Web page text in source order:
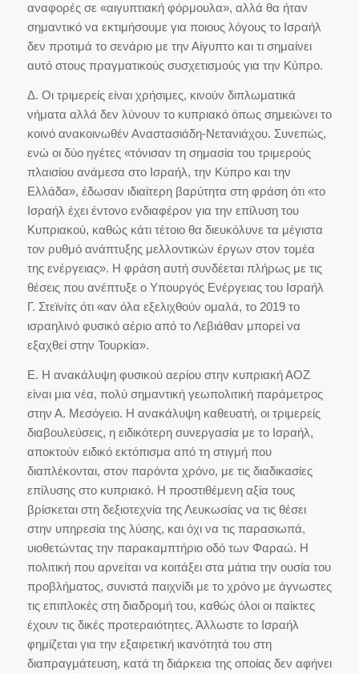
αναφορές σε «αιγυπτιακή φόρμουλα», αλλά θα ήταν
σημαντικό να εκτιμήσουμε για ποιους λόγους το Ισραήλ
δεν προτιμά το σενάριο με την Αίγυπτο και τι σημαίνει
αυτό στους πραγματικούς συσχετισμούς για την Κύπρο.
Δ. Οι τριμερείς είναι χρήσιμες, κινούν διπλωματικά
νήματα αλλά δεν λύνουν το κυπριακό όπως σημειώνει το
κοινό ανακοινωθέν Αναστασιάδη-Νετανιάχου. Συνεπώς,
ενώ οι δύο ηγέτες «τόνισαν τη σημασία του τριμερούς
πλαισίου ανάμεσα στο Ισραήλ, την Κύπρο και την
Ελλάδα», έδωσαν ιδιαίτερη βαρύτητα στη φράση ότι «το
Ισραήλ έχει έντονο ενδιαφέρον για την επίλυση του
Κυπριακού, καθώς κάτι τέτοιο θα διευκόλυνε τα μέγιστα
τον ρυθμό ανάπτυξης μελλοντικών έργων στον τομέα
της ενέργειας». Η φράση αυτή συνδέεται πλήρως με τις
θέσεις που ανέπτυξε ο Υπουργός Ενέργειας του Ισραήλ
Γ. Στεϊνίτς ότι «αν όλα εξελιχθούν ομαλά, το 2019 το
ισραηλινό φυσικό αέριο από το Λεβιάθαν μπορεί να
εξαχθεί στην Τουρκία».
Ε. Η ανακάλυψη φυσικού αερίου στην κυπριακή ΑΟΖ
είναι μια νέα, πολύ σημαντική γεωπολιτική παράμετρος
στην Α. Μεσόγειο. Η ανακάλυψη καθευατή, οι τριμερείς
διαβουλεύσεις, η ειδικότερη συνεργασία με το Ισραήλ,
αποκτούν ειδικό εκτόπισμα από τη στιγμή που
διαπλέκονται, στον παρόντα χρόνο, με τις διαδικασίες
επίλυσης στο κυπριακό. Η προστιθέμενη αξία τους
βρίσκεται στη δεξιοτεχνία της Λευκωσίας να τις θέσει
στην υπηρεσία της λύσης, και όχι να τις παρασιωπά,
υιοθετώντας την παρακαμπτήριο οδό των Φαραώ. Η
πολιτική που αρνείται να κοιτάξει στα μάτια την ουσία του
προβλήματος, συνιστά παιχνίδι με το χρόνο με άγνωστες
τις επιπλοκές στη διαδρομή του, καθώς όλοι οι παίκτες
έχουν τις δικές προτεραιότητες. Άλλωστε το Ισραήλ
φημίζεται για την εξαιρετική ικανότητά του στη
διαπραγμάτευση, κατά τη διάρκεια της οποίας δεν αφήνει